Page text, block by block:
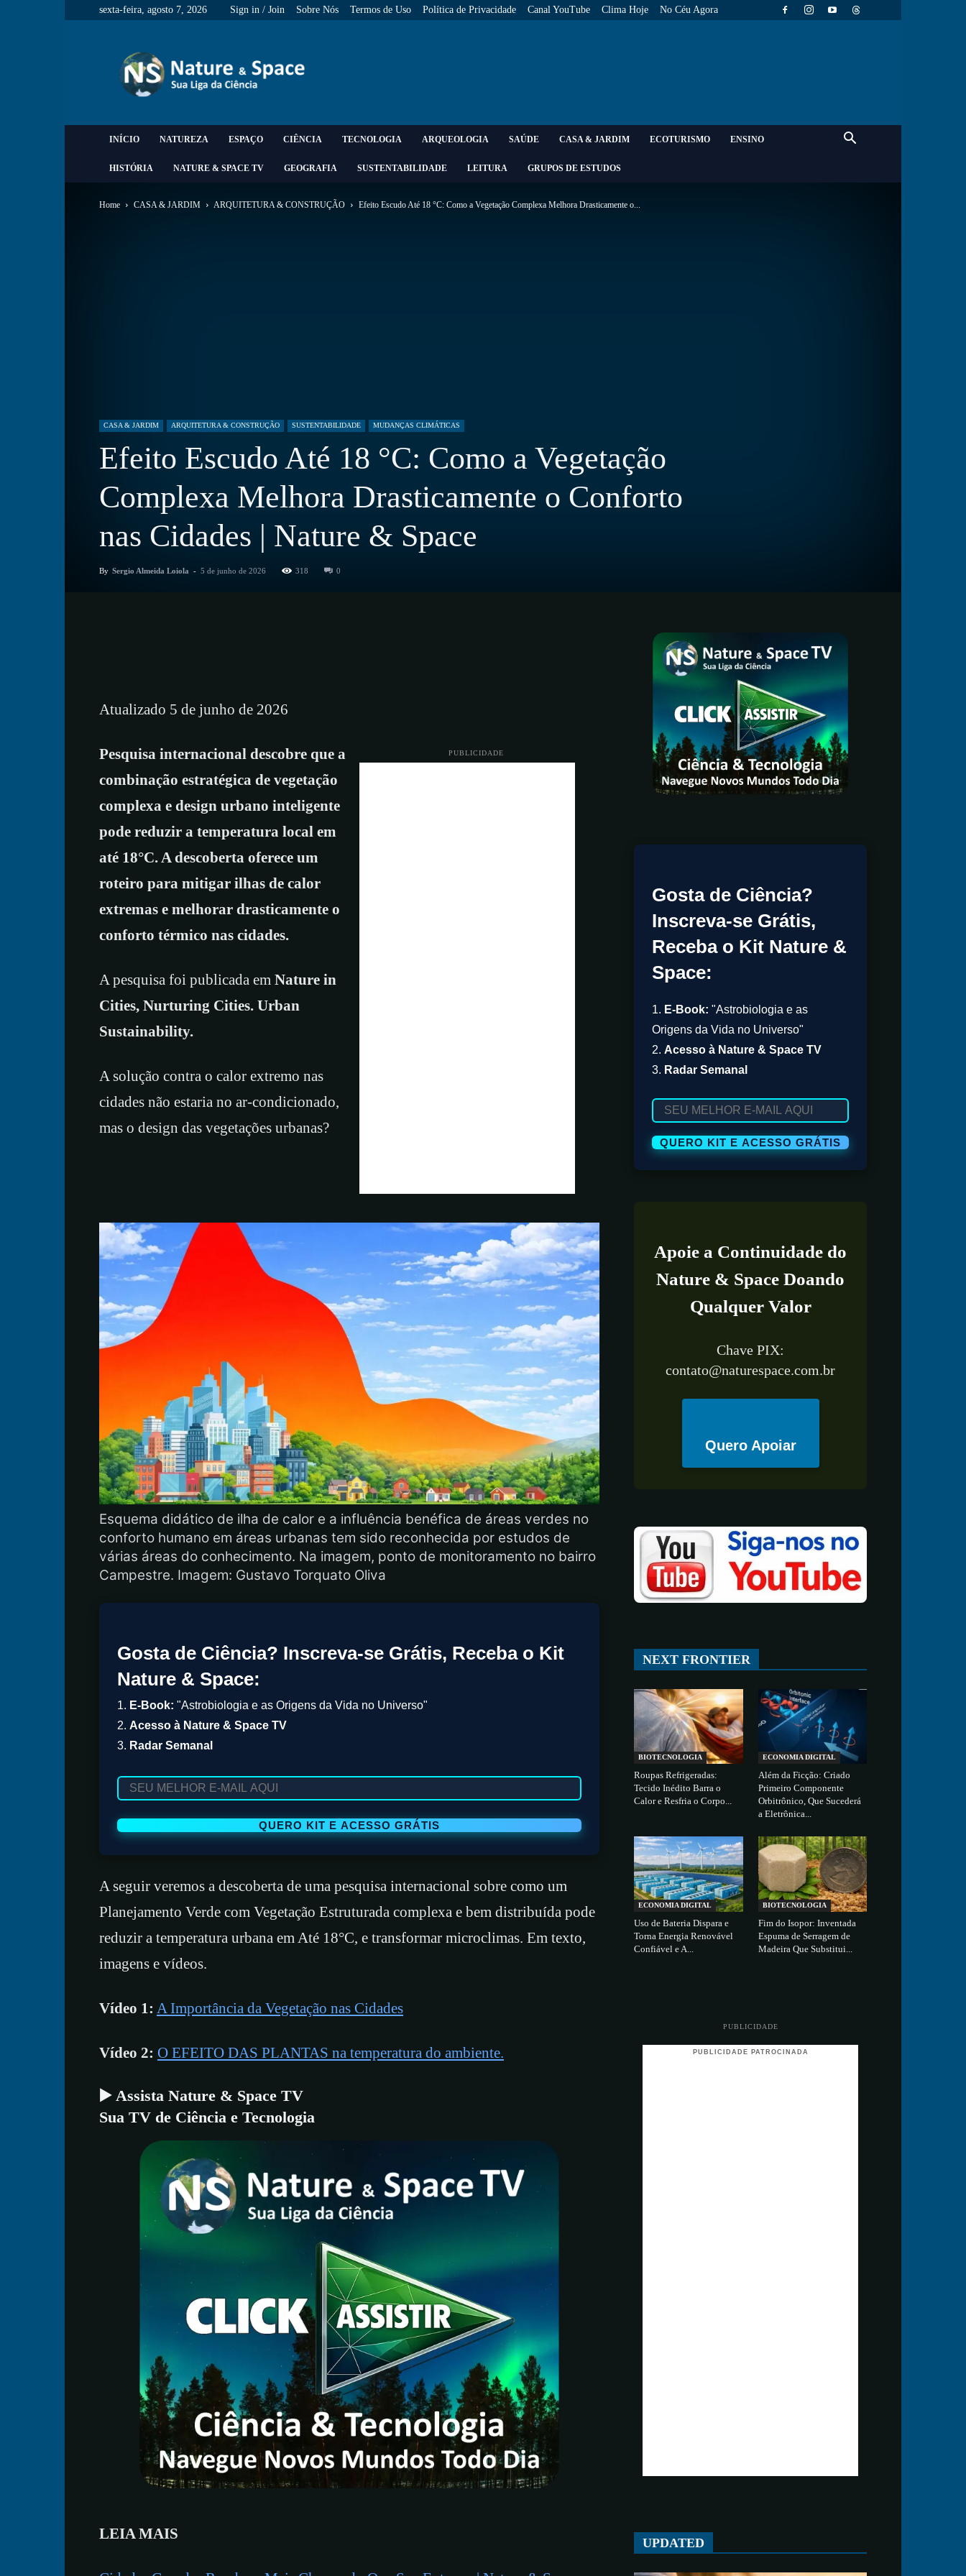
sexta-feira, agosto 7, 2026 Sign in / Join Sobre Nós Termos de Uso Política de Privacidade Canal YouTube Clima Hoje No Céu Agora
&
Space
INÍCIO NATUREZA ESPAÇO CIÊNCIA TECNOLOGIA ARQUEOLOGIA SAÚDE CASA & JARDIM ECOTURISMO ENSINO
HISTÓRIA NATURE & SPACE TV GEOGRAFIA SUSTENTABILIDADE LEITURA GRUPOS DE ESTUDOS
Home CASA & JARDIM ARQUITETURA & CONSTRUÇÃO Efeito Escudo Até 18 °C: Como a Vegetação Complexa Melhora Drasticamente o...
CASA & JARDIM ARQUITETURA & CONSTRUÇÃO SUSTENTABILIDADE MUDANÇAS CLIMÁTICAS
Efeito Escudo Até 18 °C: Como a Vegetação
Complexa Melhora Drasticamente o Conforto
nas Cidades | Nature & Space
By Sergio Almeida Loiola - 5 de junho de 2026 318 0
Atualizado 5 de junho de 2026
PUBLICIDADE
Pesquisa internacional descobre que a
combinação estratégica de vegetação
complexa e design urbano inteligente
pode reduzir a temperatura local em
até 18°C. A descoberta oferece um
roteiro para mitigar ilhas de calor
extremas e melhorar drasticamente o
conforto térmico nas cidades.
A pesquisa foi publicada em Nature in
Cities, Nurturing Cities. Urban
Sustainability.
A solução contra o calor extremo nas
cidades não estaria no ar-condicionado,
mas o design das vegetações urbanas?
Esquema didático de ilha de calor e a influência benéfica de áreas verdes no
conforto humano em áreas urbanas tem sido reconhecida por estudos de
várias áreas do conhecimento. Na imagem, ponto de monitoramento no bairro
Campestre. Imagem: Gustavo Torquato Oliva
Gosta de Ciência? Inscreva-se Grátis, Receba o Kit
Nature & Space:
1. E-Book: "Astrobiologia e as Origens da Vida no Universo"
2. Acesso à Nature & Space TV
3. Radar Semanal
A seguir veremos a descoberta de uma pesquisa internacional sobre como um
Planejamento Verde com Vegetação Estruturada complexa e bem distribuída pode
reduzir a temperatura urbana em Até 18°C, e transformar microclimas. Em texto,
imagens e vídeos.
Vídeo 1: A Importância da Vegetação nas Cidades
Vídeo 2: O EFEITO DAS PLANTAS na temperatura do ambiente.
▶️ Assista Nature & Space TV
Sua TV de Ciência e Tecnologia
LEIA MAIS
Gosta de Ciência?
Inscreva-se Grátis,
Receba o Kit Nature &
Space:
1. E-Book: "Astrobiologia e as
Origens da Vida no Universo"
2. Acesso à Nature & Space TV
3. Radar Semanal
Apoie a Continuidade do
Nature & Space Doando
Qualquer Valor
Chave PIX:
contato@naturespace.com.br
Quero Apoiar
NEXT FRONTIER
BIOTECNOLOGIA
Roupas Refrigeradas:
Tecido Inédito Barra o
Calor e Resfria o Corpo...
ECONOMIA DIGITAL
Além da Ficção: Criado
Primeiro Componente
Orbitrônico, Que Sucederá
a Eletrônica...
ECONOMIA DIGITAL
Uso de Bateria Dispara e
Torna Energia Renovável
Confiável e A...
BIOTECNOLOGIA
Fim do Isopor: Inventada
Espuma de Serragem de
Madeira Que Substitui...
PUBLICIDADE
PUBLICIDADE PATROCINADA
UPDATED